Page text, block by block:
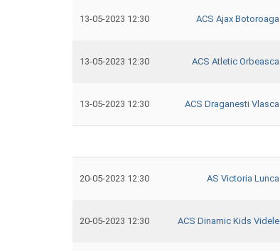
13-05-2023 12:30 ACS Ajax Botoroaga
13-05-2023 12:30 ACS Atletic Orbeasca
13-05-2023 12:30 ACS Draganesti Vlasca
20-05-2023 12:30 AS Victoria Lunca
20-05-2023 12:30 ACS Dinamic Kids Videle